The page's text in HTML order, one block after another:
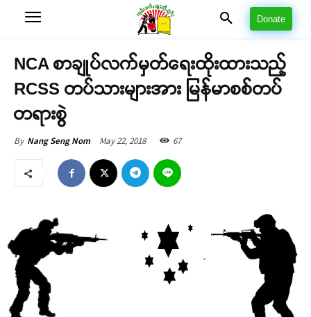
Donate
NCA စာချုပ်လက်မှတ်ရေးထိုးထားသည့်
RCSS တပ်သားများအား မြန်မာစစ်တပ်
တရားစွဲ
By Nang Seng Nom May 22, 2018 67